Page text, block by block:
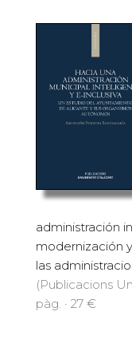
administración
modernización
las
(Publicacions
pàg. · 27 €